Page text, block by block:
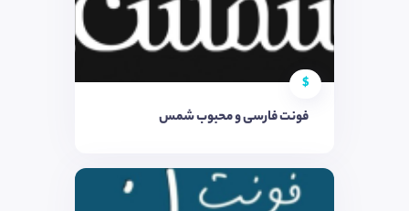
$
فونت فارسی و محبوب شمس